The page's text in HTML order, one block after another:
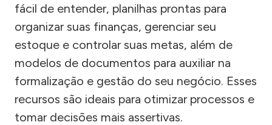
fácil de entender, planilhas prontas para
organizar suas finanças, gerenciar seu
estoque e controlar suas metas, além de
modelos de documentos para auxiliar na
formalização e gestão do seu negócio. Esses
recursos são ideais para otimizar processos e
tomar decisões mais assertivas.